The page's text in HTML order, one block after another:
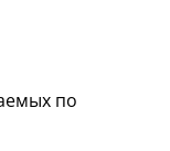
по